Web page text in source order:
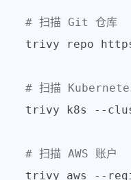
# 扫描 Git 仓库
trivy repo
# 扫描
trivy k8s --
# 扫描 AWS 账户
trivy aws --